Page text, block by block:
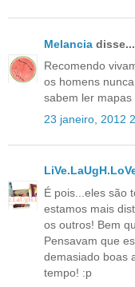
Melancia disse...
Recomendo
os homens
sabem ler mapas
23 janeiro, 2012
É pois...eles são
estamos mais
os outros! Bem
Pensavam que
demasiado boas
tempo! :p